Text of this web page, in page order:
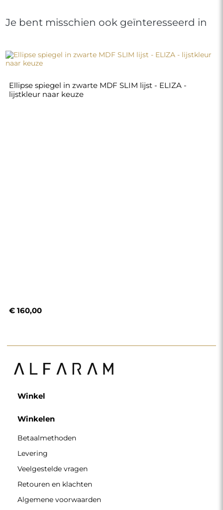
Je bent misschien ook geïnteresseerd in
Ellipse spiegel in zwarte MDF SLIM lijst - ELIZA -
lijstkleur naar keuze
€ 160,00
Winkel
Winkelen
Betaalmethoden
Levering
Veelgestelde vragen
Retouren en klachten
Algemene voorwaarden